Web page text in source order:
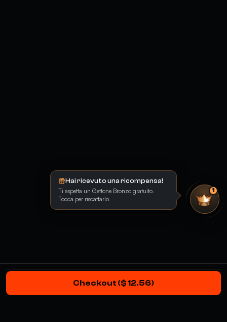
Checkout ($ 12.56)
Hai ricevuto una ricompensa!
Ti aspetta un Gettone Bronzo gratuito.
Tocca per riscattarlo.
1